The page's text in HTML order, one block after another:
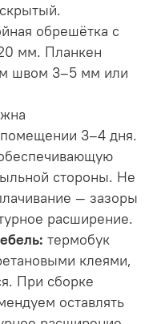
обрешётка с
мм. Планкен
швом 3–5 мм или
помещении 3–4 дня.
стороны. Не
— зазоры
расширение.
термобук
клеями,
При сборке
оставлять